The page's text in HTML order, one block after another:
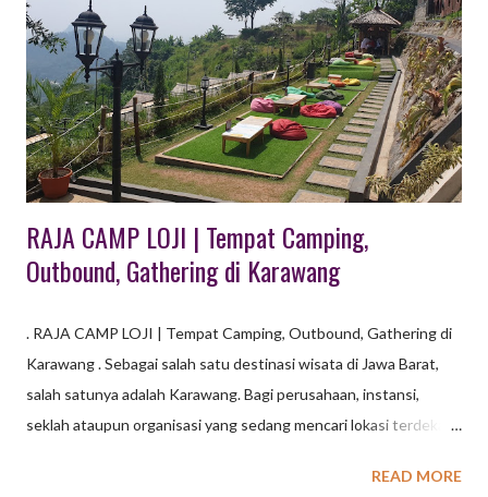
mengenal satu keluarga dengan keluarga lainnya, juga agar
perusahaan dapat lebih dekat lagi dengan keluarga dari para
karyawan maupun staff dari perusahaan tersebut, sekaligus
sebagai ungkapan terima kasih perusahaan kepada keluarga
staff atau karyawan atas dukungannya keluarga untuk tetap
bekerja...
RAJA CAMP LOJI | Tempat Camping,
Outbound, Gathering di Karawang
. RAJA CAMP LOJI | Tempat Camping, Outbound, Gathering di
Karawang . Sebagai salah satu destinasi wisata di Jawa Barat,
salah satunya adalah Karawang. Bagi perusahaan, instansi,
seklah ataupun organisasi yang sedang mencari lokasi terdekat
dijadikan opsi. Karawang memiliki beragam pilihan wisata, mulai
READ MORE